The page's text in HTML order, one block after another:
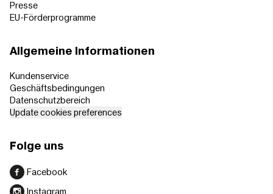
Presse
EU-Förderprogramme
Allgemeine Informationen
Kundenservice
Geschäftsbedingungen
Datenschutzbereich
Update cookies preferences
Folge uns
Facebook
Instagram